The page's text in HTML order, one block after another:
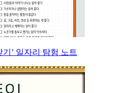
기’ 일자리 탐험 노트